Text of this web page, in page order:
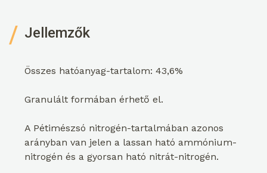
Jellemzők
Összes hatóanyag-tartalom: 43,6%
Granulált formában érhető el.
A Pétimészsó nitrogén-tartalmában azonos
arányban van jelen a lassan ható ammónium-
nitrogén és a gyorsan ható nitrát-nitrogén.